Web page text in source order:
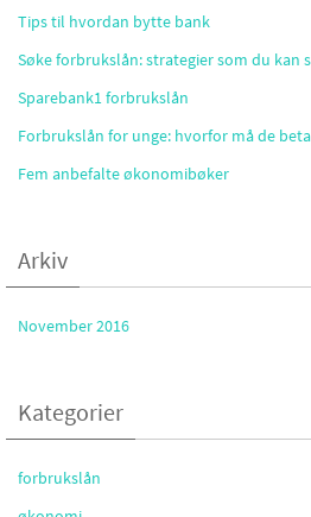
Tips til hvordan bytte bank
Søke forbrukslån: strategier som du kan
Sparebank1 forbrukslån
Forbrukslån for unge: hvorfor må de
Fem anbefalte økonomibøker
Arkiv
November 2016
Kategorier
forbrukslån